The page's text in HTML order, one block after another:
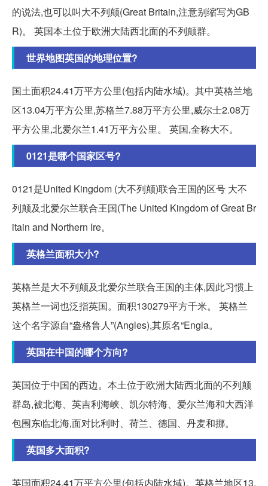
的说法,也可以叫大不列颠(Great Britain,注意别缩写为GB
R)。 英国本土位于欧洲大陆西北面的不列颠群。
世界地图英国的地理位置?
国土面积24.41万平方公里(包括内陆水域)。其中英格兰地
区13.04万平方公里,苏格兰7.88万平方公里,威尔士2.08万
平方公里,北爱尔兰1.41万平方公里。 英国,全称大不。
0121是哪个国家区号?
0121是United Kingdom (大不列颠)联合王国的区号 大不
列颠及北爱尔兰联合王国(The United Kingdom of Great Br
itain and Northern Ire。
英格兰面积大小?
英格兰是大不列颠及北爱尔兰联合王国的主体,因此习惯上
英格兰一词也泛指英国。面积130279平方千米。 英格兰
这个名字源自“盎格鲁人”(Angles),其原名“Engla。
英国在中国的哪个方向?
英国位于中国的西边。本土位于欧洲大陆西北面的不列颠
群岛,被北海、英吉利海峡、凯尔特海、爱尔兰海和大西洋
包围东临北海,面对比利时、荷兰、德国、丹麦和挪。
英国多大面积?
英国面积24.41万平方公里(包括内陆水域)。英格兰地区13.